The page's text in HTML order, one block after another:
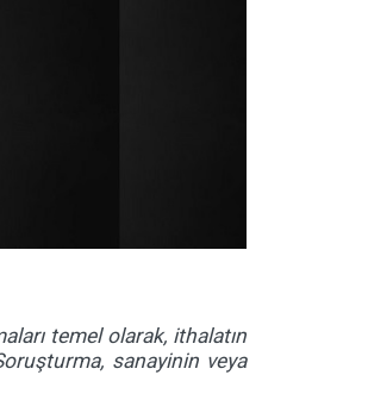
temel olarak, ithalatın
sanayinin veya